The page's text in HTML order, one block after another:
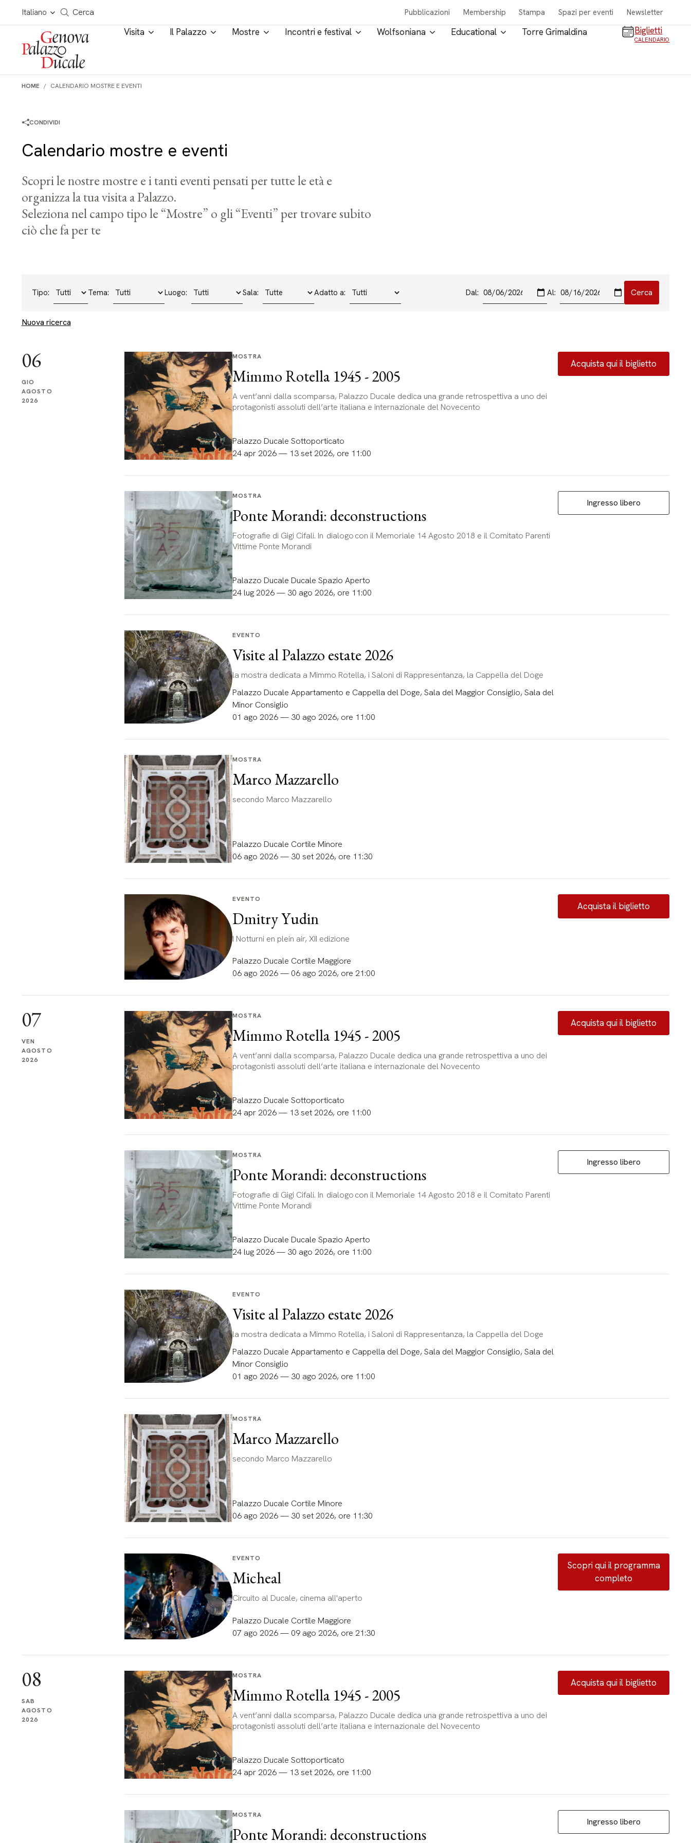
Salta al contenuto
Italiano
Cerca in tutto il sito
Cerca Pubblicazioni Membership Stampa Spazi per eventi Newsletter
Visita Il Palazzo Mostre Incontri e festival Wolfsoniana Educational Torre Grimaldina Biglietti
CALENDARIO
HOME CALENDARIO MOSTRE E EVENTI
CONDIVIDI
Calendario mostre e eventi
Scopri le nostre mostre e i tanti eventi pensati per tutte le età e
organizza la tua visita a Palazzo.
Seleziona nel campo tipo le “Mostre” o gli “Eventi” per trovare subito
ciò che fa per te
Tipo: Tema: Luogo: Sala: Adatto a: Dal: Al:
Nuova ricerca
06
GIO
AGOSTO
2026
MOSTRA
Mimmo Rotella 1945 - 2005
A vent’anni dalla scomparsa, Palazzo Ducale dedica una grande retrospettiva a uno dei
protagonisti assoluti dell’arte italiana e internazionale del Novecento
Palazzo Ducale Sottoporticato
24 apr 2026 — 13 set 2026, ore 11:00
Acquista qui il biglietto
MOSTRA
Ponte Morandi: deconstructions
Fotografie di Gigi Cifali. In dialogo con il Memoriale 14 Agosto 2018 e il Comitato Parenti
Vittime Ponte Morandi
Palazzo Ducale Ducale Spazio Aperto
24 lug 2026 — 30 ago 2026, ore 11:00
Ingresso libero
EVENTO
Visite al Palazzo estate 2026
la mostra dedicata a Mimmo Rotella, i Saloni di Rappresentanza, la Cappella del Doge
Palazzo Ducale Appartamento e Cappella del Doge, Sala del Maggior Consiglio, Sala del
Minor Consiglio
01 ago 2026 — 30 ago 2026, ore 11:00
MOSTRA
Marco Mazzarello
secondo Marco Mazzarello
Palazzo Ducale Cortile Minore
06 ago 2026 — 30 set 2026, ore 11:30
EVENTO
Dmitry Yudin
I Notturni en plein air, XII edizione
Palazzo Ducale Cortile Maggiore
06 ago 2026 — 06 ago 2026, ore 21:00
Acquista il biglietto
07
VEN
AGOSTO
2026
MOSTRA
Mimmo Rotella 1945 - 2005
A vent’anni dalla scomparsa, Palazzo Ducale dedica una grande retrospettiva a uno dei
protagonisti assoluti dell’arte italiana e internazionale del Novecento
Palazzo Ducale Sottoporticato
24 apr 2026 — 13 set 2026, ore 11:00
Acquista qui il biglietto
MOSTRA
Ponte Morandi: deconstructions
Fotografie di Gigi Cifali. In dialogo con il Memoriale 14 Agosto 2018 e il Comitato Parenti
Vittime Ponte Morandi
Palazzo Ducale Ducale Spazio Aperto
24 lug 2026 — 30 ago 2026, ore 11:00
Ingresso libero
EVENTO
Visite al Palazzo estate 2026
la mostra dedicata a Mimmo Rotella, i Saloni di Rappresentanza, la Cappella del Doge
Palazzo Ducale Appartamento e Cappella del Doge, Sala del Maggior Consiglio, Sala del
Minor Consiglio
01 ago 2026 — 30 ago 2026, ore 11:00
MOSTRA
Marco Mazzarello
secondo Marco Mazzarello
Palazzo Ducale Cortile Minore
06 ago 2026 — 30 set 2026, ore 11:30
EVENTO
Micheal
Circuito al Ducale, cinema all'aperto
Palazzo Ducale Cortile Maggiore
07 ago 2026 — 09 ago 2026, ore 21:30
Scopri qui il programma
completo
08
SAB
AGOSTO
2026
MOSTRA
Mimmo Rotella 1945 - 2005
A vent’anni dalla scomparsa, Palazzo Ducale dedica una grande retrospettiva a uno dei
protagonisti assoluti dell’arte italiana e internazionale del Novecento
Palazzo Ducale Sottoporticato
24 apr 2026 — 13 set 2026, ore 11:00
Acquista qui il biglietto
MOSTRA
Ponte Morandi: deconstructions
Ingresso libero